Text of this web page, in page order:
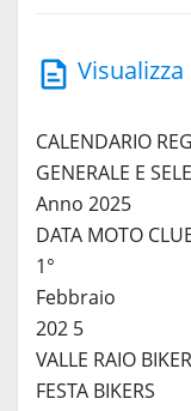
CALENDARIO
GENERALE E
Anno 2025
DATA MOTO
1°
Febbraio
202 5
VALLE RAIO
FESTA BIKERS